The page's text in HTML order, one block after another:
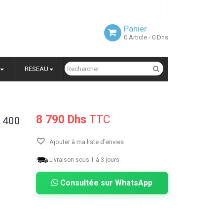
Panier
0 Article - 0 Dhs
RESEAU
400
8 790 Dhs TTC
Ajouter à ma liste d'envies
Livraison sous 1 à 3 jours.
Consultée sur WhatsApp